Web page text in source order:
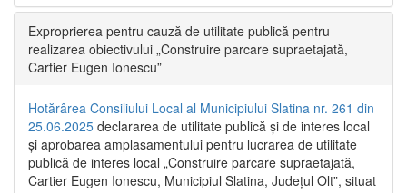
Exproprierea pentru cauză de utilitate publică pentru
realizarea obiectivului „Construire parcare supraetajată,
Cartier Eugen Ionescu”
Hotărârea Consiliului Local al Municipiului Slatina nr. 261 din
25.06.2025 declararea de utilitate publică și de interes local
și aprobarea amplasamentului pentru lucrarea de utilitate
publică de interes local „Construire parcare supraetajată,
Cartier Eugen Ionescu, Municipiul Slatina, Județul Olt”, situat